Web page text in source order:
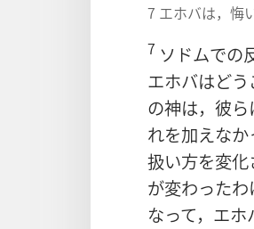
7 エホバは，悔
7 ソドムでの
エホバはどう
の神は，彼
れを加えな
扱い方を変
が変わった
なって，エ